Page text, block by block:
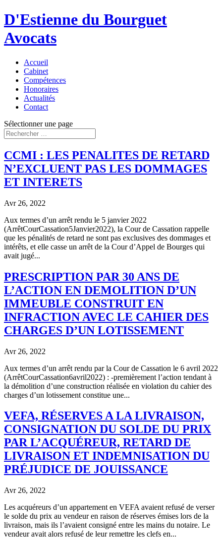
D'Estienne du Bourguet
Avocats
Accueil
Cabinet
Compétences
Honoraires
Actualités
Contact
Sélectionner une page
CCMI : LES PENALITES DE RETARD
N’EXCLUENT PAS LES DOMMAGES
ET INTERETS
Avr 26, 2022
Aux termes d’un arrêt rendu le 5 janvier 2022
(ArrêtCourCassation5Janvier2022), la Cour de Cassation rappelle
que les pénalités de retard ne sont pas exclusives des dommages et
intérêts, et elle casse un arrêt de la Cour d’Appel de Bourges qui
avait jugé...
PRESCRIPTION PAR 30 ANS DE
L’ACTION EN DEMOLITION D’UN
IMMEUBLE CONSTRUIT EN
INFRACTION AVEC LE CAHIER DES
CHARGES D’UN LOTISSEMENT
Avr 26, 2022
Aux termes d’un arrêt rendu par la Cour de Cassation le 6 avril 2022
(ArrêtCourCassation6avril2022) : -premièrement l’action tendant à
la démolition d’une construction réalisée en violation du cahier des
charges d’un lotissement constitue une...
VEFA, RÉSERVES A LA LIVRAISON,
CONSIGNATION DU SOLDE DU PRIX
PAR L’ACQUÉREUR, RETARD DE
LIVRAISON ET INDEMNISATION DU
PRÉJUDICE DE JOUISSANCE
Avr 26, 2022
Les acquéreurs d’un appartement en VEFA avaient refusé de verser
le solde du prix au vendeur en raison de réserves émises lors de la
livraison, mais ils l’avaient consigné entre les mains du notaire. Le
vendeur avait alors refusé de leur remettre les clefs en...